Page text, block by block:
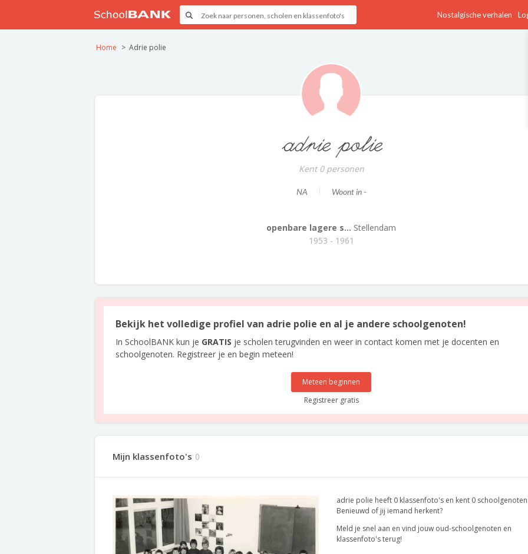
Nostalgische verhalen
Home Adrie polie
adrie polie
Kent 0 personen
NA Woont in -
openbare lagere s... Stellendam
1953 - 1961
Bekijk het volledige profiel van adrie polie en al je andere schoolgenoten!
In SchoolBANK kun je GRATIS je scholen terugvinden en weer in contact komen met je docenten en
schoolgenoten. Registreer je en begin meteen!
Meteen beginnen
Registreer gratis
Mijn klassenfoto's 0
adrie polie heeft 0 klassenfoto's en kent 0
Benieuwd of jij iemand herkent?
Meld je snel aan en vind jouw oud-schoolgenoten en
klassenfoto's terug!